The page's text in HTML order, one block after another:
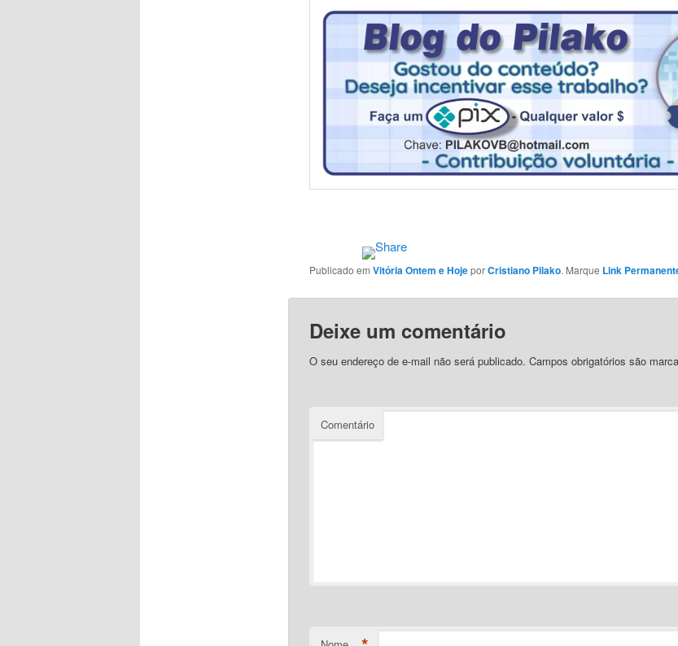
Publicado em Vitória Ontem e HojeporCristiano Pilako. Marque Link
Deixe um comentário
O seu endereço de e-mail não será publicado. Campos obrigatórios são
Comentário